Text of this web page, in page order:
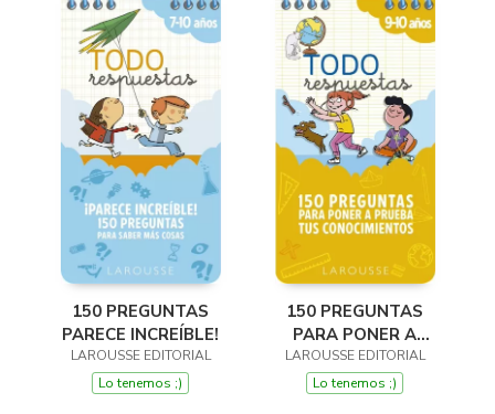
150 PREGUNTAS
PARECE INCREÍBLE!
LAROUSSE EDITORIAL
Lo tenemos ;)
150 PREGUNTAS
PARA PONER A
PRUEBA TUS
CONOCIMIENTOS
LAROUSSE EDITORIAL
Lo tenemos ;)